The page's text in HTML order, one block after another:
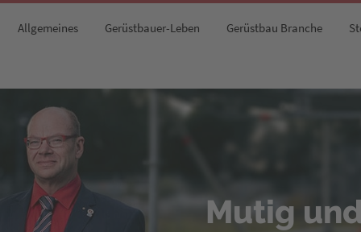
Allgemeines Gerüstbauer-Leben Gerüstbau Branche
Mutig